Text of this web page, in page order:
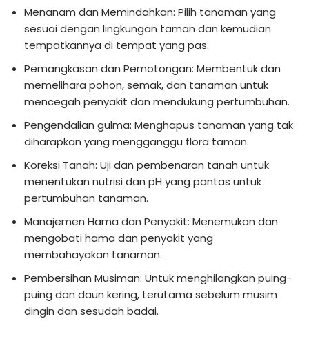
Menanam dan Memindahkan: Pilih tanaman yang
sesuai dengan lingkungan taman dan kemudian
tempatkannya di tempat yang pas.
Pemangkasan dan Pemotongan: Membentuk dan
memelihara pohon, semak, dan tanaman untuk
mencegah penyakit dan mendukung pertumbuhan.
Pengendalian gulma: Menghapus tanaman yang tak
diharapkan yang mengganggu flora taman.
Koreksi Tanah: Uji dan pembenaran tanah untuk
menentukan nutrisi dan pH yang pantas untuk
pertumbuhan tanaman.
Manajemen Hama dan Penyakit: Menemukan dan
mengobati hama dan penyakit yang
membahayakan tanaman.
Pembersihan Musiman: Untuk menghilangkan puing-
puing dan daun kering, terutama sebelum musim
dingin dan sesudah badai.